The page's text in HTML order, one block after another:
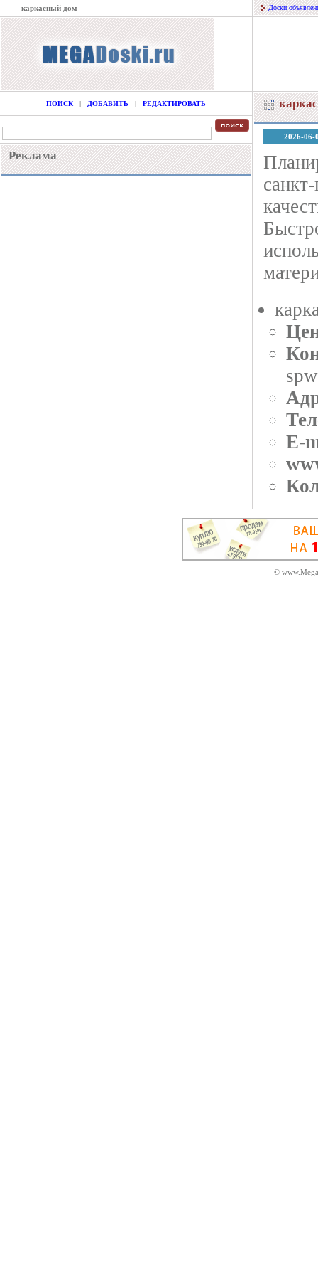
каркасный дом Доски
ПОИСК | ДОБАВИТЬ | РЕДАКТИРОВАТЬ
Реклама
2026-06-
E-
©